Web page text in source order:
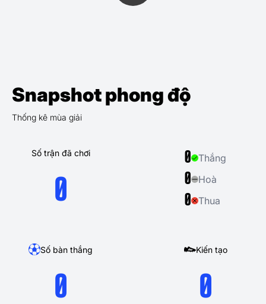
Snapshot phong độ
Thống kê mùa giải
Số trận đã chơi
0
Số bàn thắng
0
Kiến tạo
0
0 Thắng
0 Hoà
0 Thua